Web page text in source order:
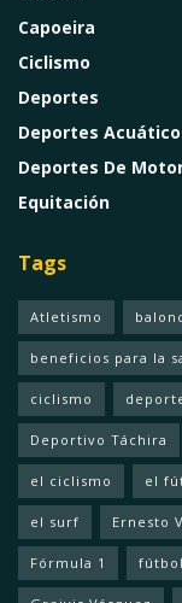
Capoeira
Ciclismo
Deportes
Deportes
Deportes De
Equitación
Tags
Atletismo
beneficios para la
ciclismo
Deportivo Táchira
el ciclismo el
el surf Ernesto
Fórmula 1 fútbol